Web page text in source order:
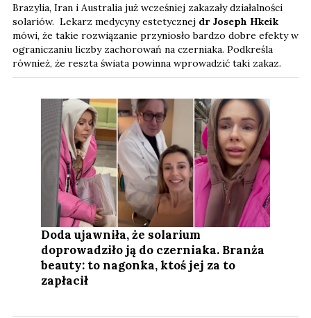
Brazylia, Iran i Australia już wcześniej zakazały działalności
solariów. Lekarz medycyny estetycznej dr Joseph Hkeik
mówi, że takie rozwiązanie przyniosło bardzo dobre efekty w
ograniczaniu liczby zachorowań na czerniaka. Podkreśla
również, że reszta świata powinna wprowadzić taki zakaz.
Doda ujawniła, że solarium
doprowadziło ją do czerniaka. Branża
beauty: to nagonka, ktoś jej za to
zapłacił